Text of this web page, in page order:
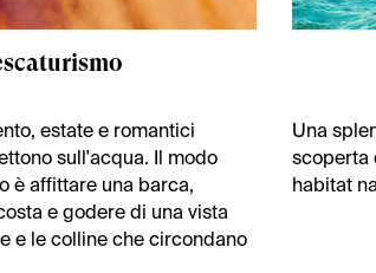
estate e romantici
sull'acqua. Il modo
è affittare una barca,
e godere di una vista
e le colline che circondano
Una
scoperta
habitat